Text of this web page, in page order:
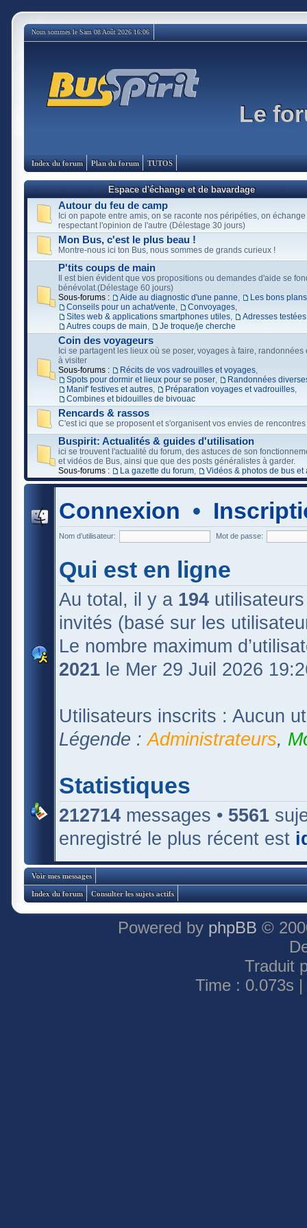
Nous sommes le Sam 08 Août 2026 16:06
Le
Index du forum Plan du forum TUTOS
Espace d'échange et de bavardage
Autour du feu de camp
Ici on papote entre amis, on se raconte nos péripéties, on
respectant l'opinion de l'autre (Délestage 30 jours)
Mon Bus, c'est le plus beau !
Montre-nous ici ton Bus, nous sommes de grands curieux !
P'tits coups de main
Il est bien évident que vos propositions ou demandes d'aide se
bénévolat.(Délestage 60 jours)
Sous-forums :
Aide au diagnostic d'une panne,
Les bons
Conseils pour un achat/vente, Convoyages,
Sites web & applications smartphones utiles, Adresses testées
Autres coups de main, Je troque/je cherche
Coin des voyageurs
Ici se partagent les lieux où se poser, voyages à faire, randonnées
à visiter
Sous-forums :
Récits de vos vadrouilles et voyages,
Spots pour dormir et lieux pour se poser,
Randonnées
Manif' festives et autres, Préparation voyages et vadrouilles,
Combines et bidouilles de bivouac
Rencards & rassos
C'est ici que se proposent et s'organisent vos envies de rencontres
Buspirit: Actualités & guides d'utilisation
ici se trouvent l'actualité du forum, des astuces de son
et vidéos de Bus, ainsi que que des posts généralistes à garder.
Sous-forums :
La gazette du forum, Vidéos & photos de bus et
Connexion •
Nom d’utilisateur: Mot de passe:
Qui est en ligne
Au total, il y a 194
invités (basé sur les
Le nombre maximum
2021 le Mer 29 Juil 2026
Utilisateurs inscrits : Aucun
Légende :Administrateurs,
Statistiques
212714 messages • 5561
enregistré le plus récent est
Voir mes messages
Index du forum Consulter les sujets actifs
Powered by phpBB ©
Traduit
Time : 0.073s